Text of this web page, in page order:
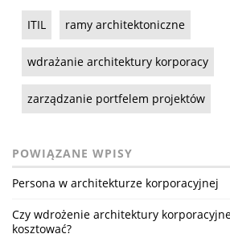
ITIL ramy architektoniczne
wdrażanie architektury korporacy
zarządzanie portfelem projektów
POWIĄZANE WPISY
Persona w architekturze korporacyjnej
Czy wdrożenie architektury
kosztować?